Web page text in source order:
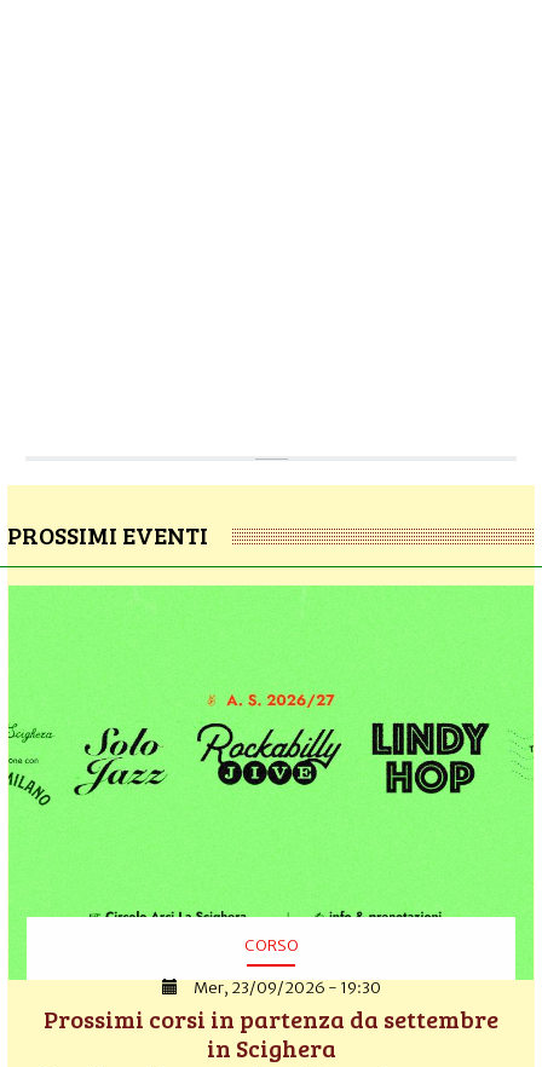
PROSSIMI EVENTI
CORSO
Mer, 23/09/2026 - 19:30
Prossimi corsi in partenza da settembre
in Scighera